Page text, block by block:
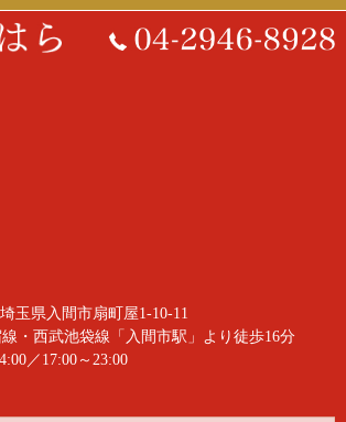
玉県入間市扇町屋1-10-11
・西武池袋線「入間市駅」より徒歩16分
／17:00～23:00